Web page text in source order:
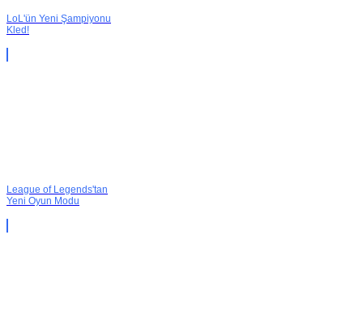
LoL'ün Yeni Şampiyonu
Kled!
League of Legends'tan
Yeni Oyun Modu